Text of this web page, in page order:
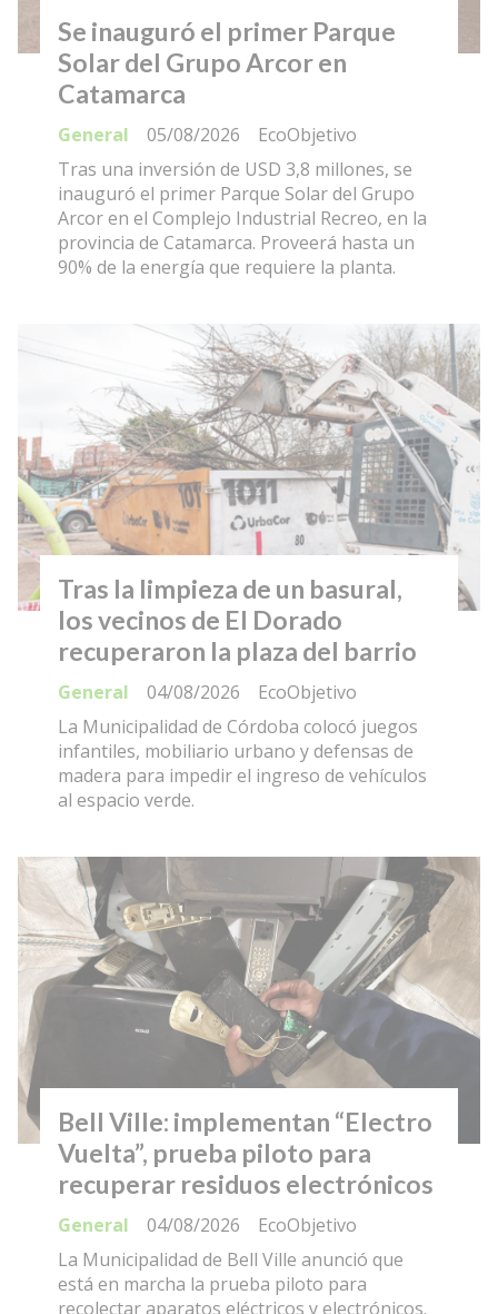
Se inauguró el primer Parque
Solar del Grupo Arcor en
Catamarca
EcoObjetivo
General
05/08/2026
Tras una inversión de USD 3,8 millones, se
inauguró el primer Parque Solar del Grupo
Arcor en el Complejo Industrial Recreo, en la
provincia de Catamarca. Proveerá hasta un
90% de la energía que requiere la planta.
Tras la limpieza de un basural,
los vecinos de El Dorado
recuperaron la plaza del barrio
EcoObjetivo
General
04/08/2026
La Municipalidad de Córdoba colocó juegos
infantiles, mobiliario urbano y defensas de
madera para impedir el ingreso de vehículos
al espacio verde.
Bell Ville: implementan “Electro
Vuelta”, prueba piloto para
recuperar residuos electrónicos
EcoObjetivo
General
04/08/2026
La Municipalidad de Bell Ville anunció que
está en marcha la prueba piloto para
recolectar aparatos eléctricos y electrónicos.